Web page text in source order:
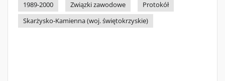
1989-2000
Związki zawodowe
Protokół
Skarżysko-Kamienna (woj. świętokrzyskie)